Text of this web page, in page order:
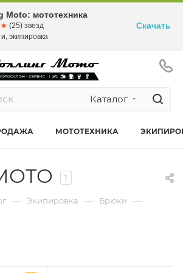
Каталог
МОТОТЕХНИКА
1
— Экипировка — Брюки —
Moto: мототехника
(25) звезд
экипировка
Скачать